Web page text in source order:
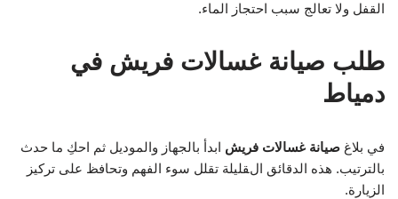
القفل ولا تعالج سبب احتجاز الماء.
طلب صيانة غسالات فريش في
دمياط
في بلاغ صيانة غسالات فريش ابدأ بالجهاز والموديل ثم احكِ ما حدث
بالترتيب. هذه الدقائق القليلة تقلل سوء الفهم وتحافظ على تركيز
الزيارة.